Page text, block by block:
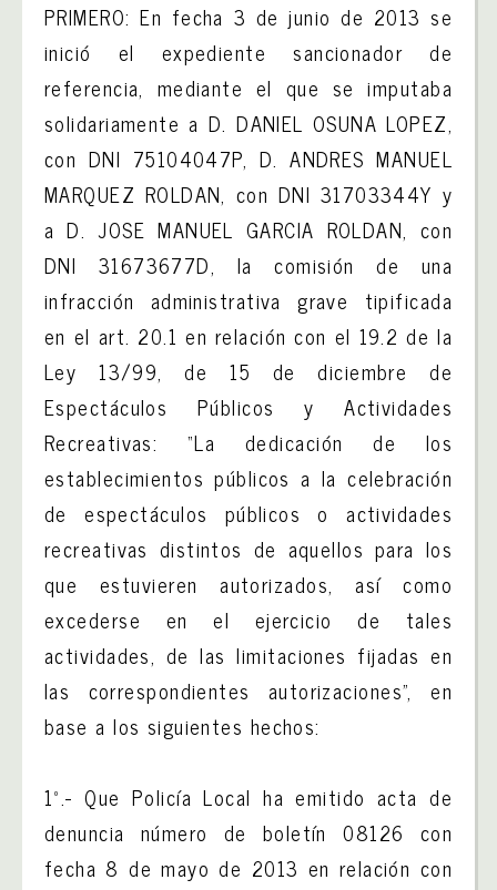
PRIMERO: En fecha 3 de junio de 2013 se
inició el expediente sancionador de
referencia, mediante el que se imputaba
solidariamente a D. DANIEL OSUNA LOPEZ,
con DNI 75104047P, D. ANDRES MANUEL
MARQUEZ ROLDAN, con DNI 31703344Y y
a D. JOSE MANUEL GARCIA ROLDAN, con
DNI 31673677D, la comisión de una
infracción administrativa grave tipificada
en el art. 20.1 en relación con el 19.2 de la
Ley 13/99, de 15 de diciembre de
Espectáculos Públicos y Actividades
Recreativas: “La dedicación de los
establecimientos públicos a la celebración
de espectáculos públicos o actividades
recreativas distintos de aquellos para los
que estuvieren autorizados, así como
excederse en el ejercicio de tales
actividades, de las limitaciones fijadas en
las correspondientes autorizaciones”, en
base a los siguientes hechos:
1º.- Que Policía Local ha emitido acta de
denuncia número de boletín 08126 con
fecha 8 de mayo de 2013 en relación con